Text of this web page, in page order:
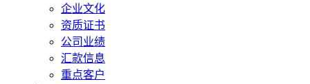
企业文化
资质证书
公司业绩
汇款信息
重点客户